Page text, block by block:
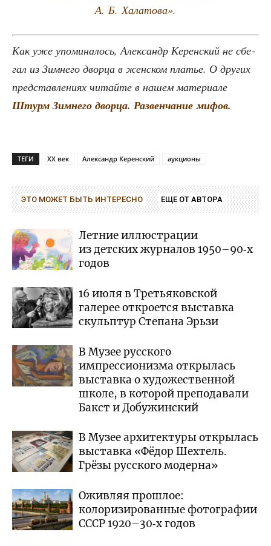
А. Б. Халатова».
Как уже упо­ми­на­лось, Алек­сандр Керен­ский не сбе­
гал из Зим­не­го двор­ца в жен­ском пла­тье. О дру­гих
пред­став­ле­ни­ях читай­те в нашем мате­ри­а­ле
Штурм Зим­не­го двор­ца. Раз­вен­ча­ние мифов.
ТЕГИ XX век Александр Керенский аукционы
ЭТО МОЖЕТ БЫТЬ ИНТЕРЕСНО ЕЩЕ ОТ АВТОРА
Летние иллюстрации
из детских журналов 1950–90‑х
годов
16 июля в Третьяковской
галерее откроется выставка
скульптур Степана Эрьзи
В Музее русского
импрессионизма открылась
выставка о художественной
школе, в которой преподавали
Бакст и Добужинский
В Музее архитектуры открылась
выставка «Фёдор Шехтель.
Грёзы русского модерна»
Оживляя прошлое:
колоризированные фотографии
СССР 1920–30‑х годов